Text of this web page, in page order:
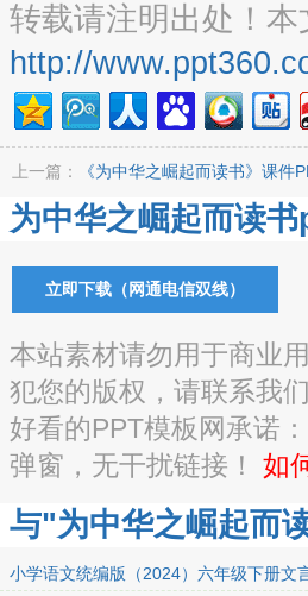
转载请注明出处！本
http://
上一篇： 《为中华之崛起而读书》课件
为中华之崛起而读
立即下载（网通电信双线）
本站素材请勿用于商业
犯您的版权，请联系我
好看的PPT模板网承诺
弹窗，无干扰链接！ 如
与"为中华之崛起而
小学语文统编版（2024）六年级下册文